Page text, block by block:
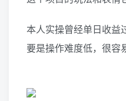
本人实操曾经单日收益
要是操作难度低，很容